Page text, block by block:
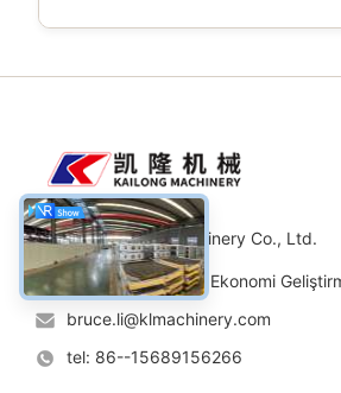
Weifang Kailong Machinery Co., Ltd.
Adres: No.11 Yolu, Ekonomi
bruce.li@klmachinery.com
tel: 86--15689156266